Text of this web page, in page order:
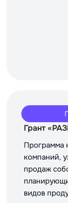
Грант
Программа
компаний,
продаж
видов